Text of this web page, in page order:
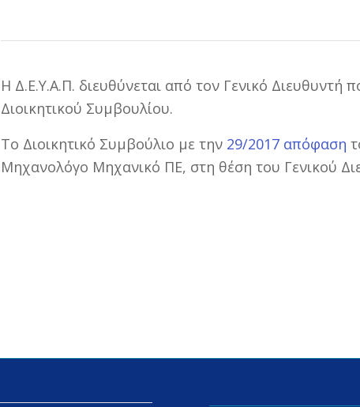
Η Δ.Ε.Υ.Α.Π. διευθύνεται από τον Γενικό Διευθυντή
Διοικητικού Συμβουλίου.
Το Διοικητικό Συμβούλιο με την 29/2017 απόφαση
Μηχανολόγο Μηχανικό ΠΕ, στη θέση του Γενικού